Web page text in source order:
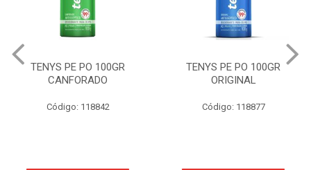
TENYS PE PO 100GR
CANFORADO
Código: 118842
TENYS PE PO 100GR
ORIGINAL
Código: 118877